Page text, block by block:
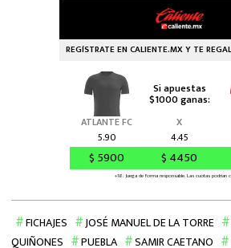
FICHAJES JOSÉ MANUEL DE LA TORRE
QUIÑONES
PUEBLA SAMIR CAETANO